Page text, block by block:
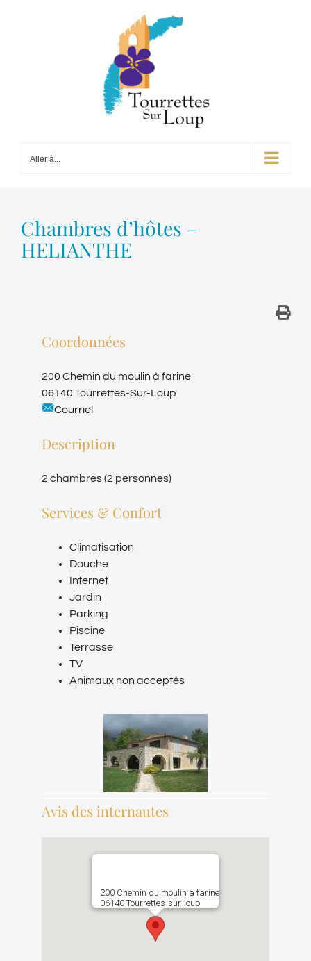
Aller à...
Chambres d’hôtes –
HELIANTHE
Coordonnées
200 Chemin du moulin à farine
06140 Tourrettes-Sur-Loup
Courriel
Description
2 chambres (2 personnes)
Services & Confort
Climatisation
Douche
Internet
Jardin
Parking
Piscine
Terrasse
TV
Animaux non acceptés
Avis des internautes
200 Chemin du moulin à farine
06140 Tourrettes-sur-loup